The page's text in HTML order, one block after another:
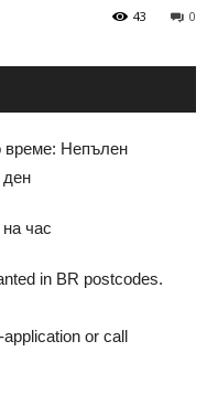
0
43
време: Непълен
ден
час
in BR postcodes.
or call